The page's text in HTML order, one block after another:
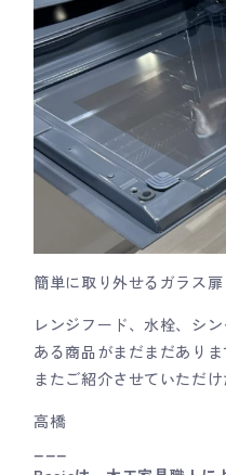
簡単に取り外せるガラス扉
レンジフード、水栓、シ
ある商品がまだまだありま
またご紹介させていただけ
高橋